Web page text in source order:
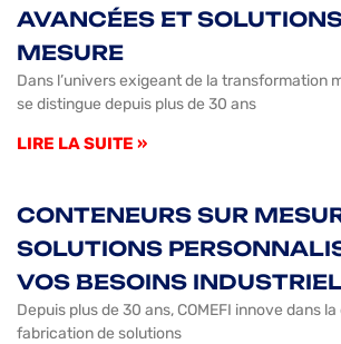
AVANCÉES ET
MESURE
Dans l’univers exigeant de la transformation
se distingue depuis plus de 30 ans
LIRE LA SUITE »
CONTENEURS SUR
SOLUTIONS
VOS BESOINS
Depuis plus de 30 ans, COMEFI innove dans
fabrication de solutions